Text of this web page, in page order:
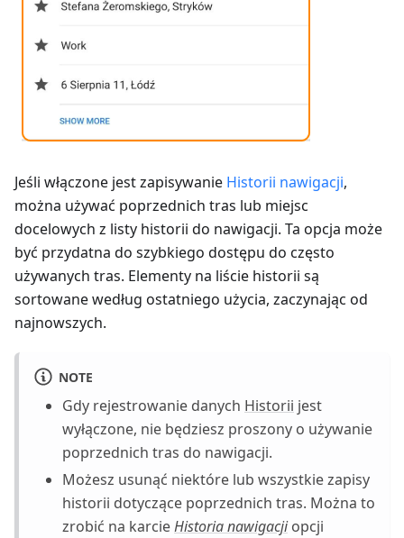
Jeśli włączone jest zapisywanie Historii nawigacji,
można używać poprzednich tras lub miejsc
docelowych z listy historii do nawigacji. Ta opcja może
być przydatna do szybkiego dostępu do często
używanych tras. Elementy na liście historii są
sortowane według ostatniego użycia, zaczynając od
najnowszych.
NOTE
Gdy rejestrowanie danych Historii jest
wyłączone, nie będziesz proszony o używanie
poprzednich tras do nawigacji.
Możesz usunąć niektóre lub wszystkie zapisy
historii dotyczące poprzednich tras. Można to
zrobić na karcieHistoria nawigacjiopcji